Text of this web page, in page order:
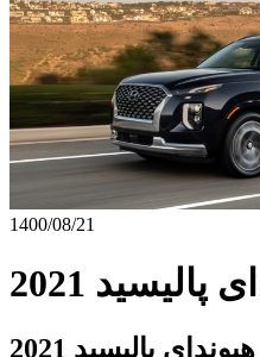
1400/08/21
پالیسید 2021
پالیسید 2021